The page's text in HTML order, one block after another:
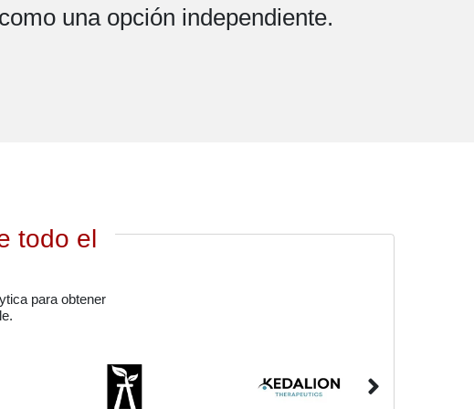
una opción independiente.
todo el
para obtener